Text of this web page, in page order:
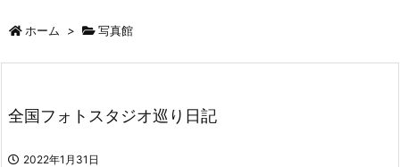
ホーム > 写真館
全国フォトスタジオ巡り日記
2022年1月31日